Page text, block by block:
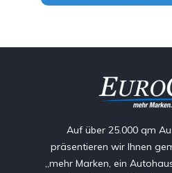
Auf über 25.000 qm
präsentieren wir Ihnen
„mehr Marken, ein